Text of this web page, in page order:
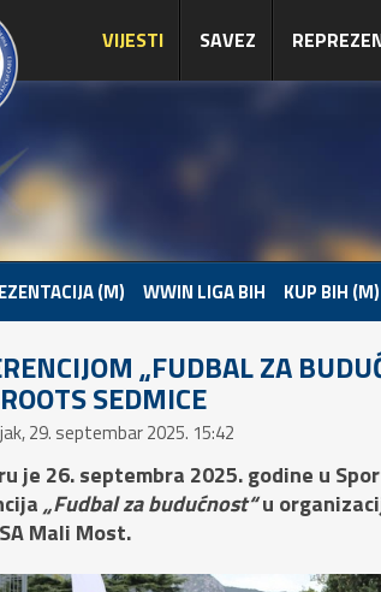
VIJESTI SAVEZ
(M) WWIN LIGA BIH KUP BIH (M)
„FUDBAL ZA
SEDMICE
29. septembar 2025. 15:42
je 26. septembra 2025. godine u
„Fudbal za budućnost“u
Mali Most.